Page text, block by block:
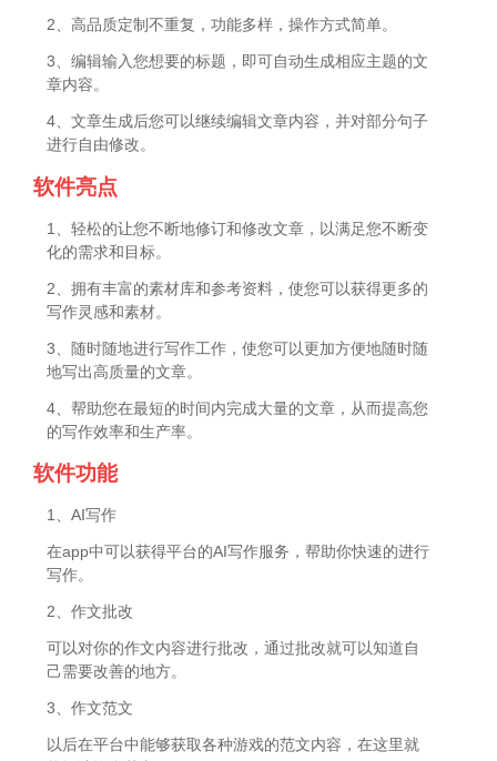
2、高品质定制不重复，功能多样，操作方式简单。
3、编辑输入您想要的标题，即可自动生成相应主题的文
章内容。
4、文章生成后您可以继续编辑文章内容，并对部分句子
进行自由修改。
软件亮点
1、轻松的让您不断地修订和修改文章，以满足您不断变
化的需求和目标。
2、拥有丰富的素材库和参考资料，使您可以获得更多的
写作灵感和素材。
3、随时随地进行写作工作，使您可以更加方便地随时随
地写出高质量的文章。
4、帮助您在最短的时间内完成大量的文章，从而提高您
的写作效率和生产率。
软件功能
1、AI写作
在app中可以获得平台的AI写作服务，帮助你快速的进行
写作。
2、作文批改
可以对你的作文内容进行批改，通过批改就可以知道自
己需要改善的地方。
3、作文范文
以后在平台中能够获取各种游戏的范文内容，在这里就